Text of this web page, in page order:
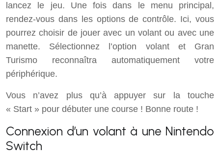
lancez le jeu. Une fois dans le menu principal,
rendez-vous dans les options de contrôle. Ici, vous
pourrez choisir de jouer avec un volant ou avec une
manette. Sélectionnez l’option volant et Gran
Turismo reconnaîtra automatiquement votre
périphérique.
Vous n’avez plus qu’à appuyer sur la touche
« Start » pour débuter une course ! Bonne route !
Connexion d’un volant à une Nintendo
Switch